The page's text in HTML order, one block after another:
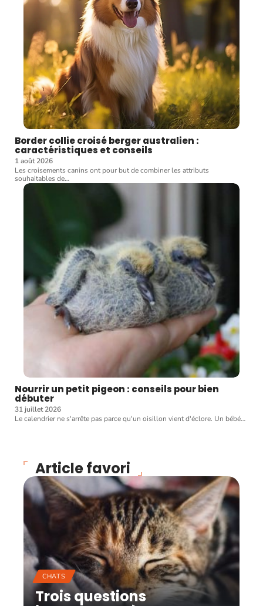
Border collie croisé berger australien :
caractéristiques et conseils
1 août 2026
Les croisements canins ont pour but de combiner les attributs
souhaitables de…
Nourrir un petit pigeon : conseils pour bien
débuter
31 juillet 2026
Le calendrier ne s'arrête pas parce qu'un oisillon vient d'éclore. Un bébé…
Article favori
CHATS
Trois questions